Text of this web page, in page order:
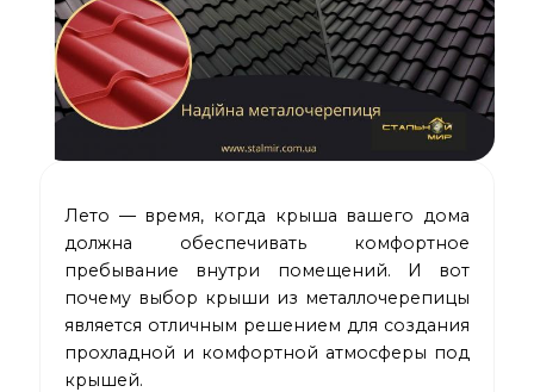
Лето — время, когда крыша вашего дома
должна обеспечивать комфортное
пребывание внутри помещений. И вот
почему выбор крыши из металлочерепицы
является отличным решением для создания
прохладной и комфортной атмосферы под
крышей.